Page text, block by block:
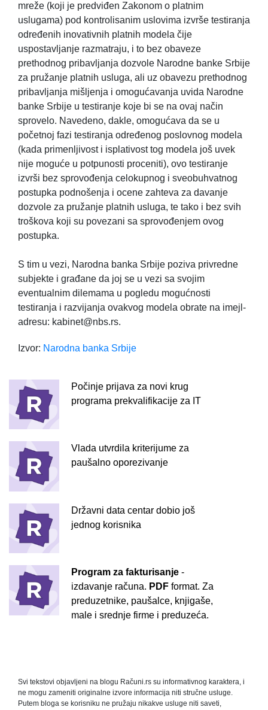
mreže (koji je predviđen Zakonom o platnim
uslugama) pod kontrolisanim uslovima izvrše testiranja
određenih inovativnih platnih modela čije
uspostavljanje razmatraju, i to bez obaveze
prethodnog pribavljanja dozvole Narodne banke Srbije
za pružanje platnih usluga, ali uz obavezu prethodnog
pribavljanja mišljenja i omogućavanja uvida Narodne
banke Srbije u testiranje koje bi se na ovaj način
sprovelo. Navedeno, dakle, omogućava da se u
početnoj fazi testiranja određenog poslovnog modela
(kada primenljivost i isplativost tog modela još uvek
nije moguće u potpunosti proceniti), ovo testiranje
izvrši bez sprovođenja celokupnog i sveobuhvatnog
postupka podnošenja i ocene zahteva za davanje
dozvole za pružanje platnih usluga, te tako i bez svih
troškova koji su povezani sa sprovođenjem ovog
postupka.
S tim u vezi, Narodna banka Srbije poziva privredne
subjekte i građane da joj se u vezi sa svojim
eventualnim dilemama u pogledu mogućnosti
testiranja i razvijanja ovakvog modela obrate na imejl-
adresu: kabinet@nbs.rs.
Izvor: Narodna banka Srbije
Počinje prijava za novi krug
programa prekvalifikacije za IT
Vlada utvrdila kriterijume za
paušalno oporezivanje
Državni data centar dobio još
jednog korisnika
Program za fakturisanje -
izdavanje računa. PDF format. Za
preduzetnike, paušalce, knjigaše,
male i srednje firme i preduzeća.
Svi tekstovi objavljeni na blogu Računi.rs su informativnog karaktera, i
ne mogu zameniti originalne izvore informacija niti stručne usluge.
Putem bloga se korisniku ne pružaju nikakve usluge niti saveti,